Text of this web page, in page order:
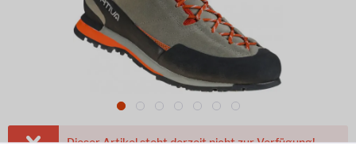
Dieser Artikel steht derzeit nicht zur Verfügung!